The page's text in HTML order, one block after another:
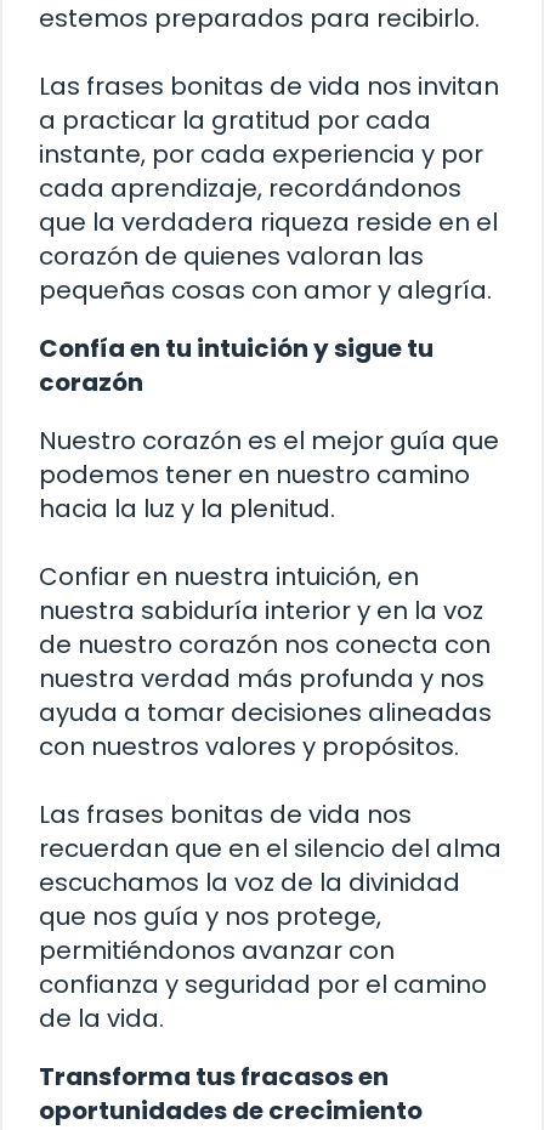
estemos preparados para recibirlo.
Las frases bonitas de vida nos invitan
a practicar la gratitud por cada
instante, por cada experiencia y por
cada aprendizaje, recordándonos
que la verdadera riqueza reside en el
corazón de quienes valoran las
pequeñas cosas con amor y alegría.
Confía en tu intuición y sigue tu
corazón
Nuestro corazón es el mejor guía que
podemos tener en nuestro camino
hacia la luz y la plenitud.
Confiar en nuestra intuición, en
nuestra sabiduría interior y en la voz
de nuestro corazón nos conecta con
nuestra verdad más profunda y nos
ayuda a tomar decisiones alineadas
con nuestros valores y propósitos.
Las frases bonitas de vida nos
recuerdan que en el silencio del alma
escuchamos la voz de la divinidad
que nos guía y nos protege,
permitiéndonos avanzar con
confianza y seguridad por el camino
de la vida.
Transforma tus fracasos en
oportunidades de crecimiento